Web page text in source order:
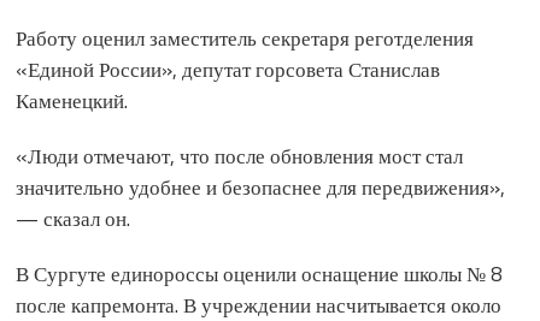
Работу оценил заместитель секретаря реготделения
«Единой России», депутат горсовета Станислав
Каменецкий.
«Люди отмечают, что после обновления мост стал
значительно удобнее и безопаснее для передвижения»,
— сказал он.
В Сургуте единороссы оценили оснащение школы № 8
после капремонта. В учреждении насчитывается около